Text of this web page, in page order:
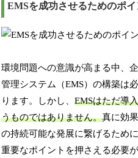
EMSを成功させるためのポイ
環境問題への意識が高まる中、
管理システム（EMS）の構築は
ります。しかし、EMSはただ導
うものではありません。真に効
の持続可能な発展に繋げるため
重要なポイントを押さえる必要が